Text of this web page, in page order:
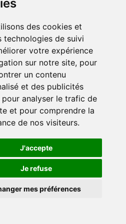
des cookies et
technologies de suivi
votre expérience
sur notre site, pour
un contenu
et des publicités
pour analyser le trafic de
et pour comprendre la
de nos visiteurs.
J'accepte
Je refuse
mes préférences